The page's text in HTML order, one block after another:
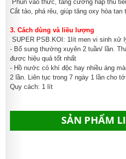
Phun vào thức, tăng cường hấp thu
Cắt tảo, phá rêu, giúp tăng oxy hòa tan
3. Cách dùng và liều lượng
SUPER PSB.KOI: 1lít men vi sinh xử
- Bổ sung thường xuyên 2 tuần/ lần.
đươc hiệu quả tốt nhất
- Hồ nước có khí độc hay nhiều áng
2 lần. Liên tục trong 7 ngày 1 lần cho
Quy cách: 1 lít
SẢN PHẨM